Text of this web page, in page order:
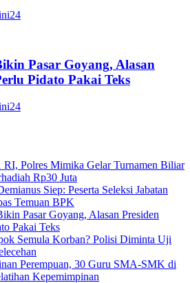
Pasar Goyang, Alasan
Pidato Pakai Teks
RI, Polres Mimika Gelar Turnamen Biliar
Rp30 Juta
Siep: Peserta Seleksi Jabatan
Temuan BPK
Pasar Goyang, Alasan Presiden
Pakai Teks
Semula Korban? Polisi Diminta Uji
Perempuan, 30 Guru SMA-SMK di
Kepemimpinan